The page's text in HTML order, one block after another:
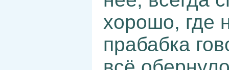
хорошо, где
прабабка